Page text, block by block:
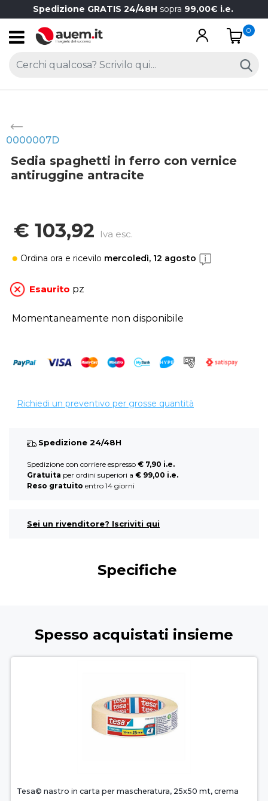
Spedizione GRATIS 24/48H sopra 99,00€ i.e.
Open
0
0000007D
Sedia spaghetti in ferro con vernice
antiruggine antracite
€ 103,92 Iva esc.
Ordina ora e ricevilo mercoledì, 12 agosto
Esaurito pz
Momentaneamente non disponibile
Richiedi un preventivo per grosse quantità
Spedizione 24/48H
Spedizione con corriere espresso € 7,90 i.e.
Gratuita per ordini superiori a € 99,00 i.e.
Reso gratuito entro 14 giorni
Sei un rivenditore? Iscriviti qui
Specifiche
Spesso acquistati insieme
Tesa© nastro in carta per mascheratura, 25x50 mt, crema